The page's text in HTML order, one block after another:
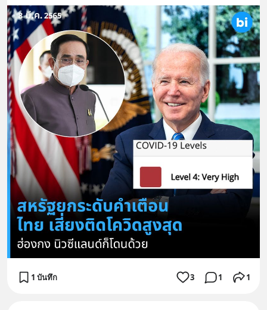
1 บันทึก 3 1 1